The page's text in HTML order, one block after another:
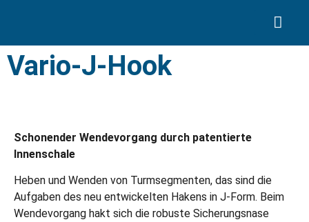
Vario-J-Hook
Schonender Wendevorgang durch patentierte
Innenschale
Heben und Wenden von Turmsegmenten, das sind die
Aufgaben des neu entwickelten Hakens in J-Form. Beim
Wendevorgang hakt sich die robuste Sicherungsnase